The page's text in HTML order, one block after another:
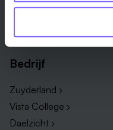
Alle vakgebieden ›
Bedrijf
Zuyderland ›
Vista College ›
Daelzicht ›